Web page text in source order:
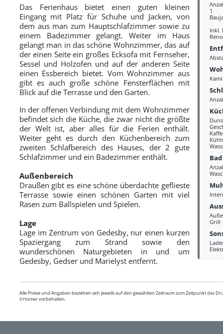
1
Inkl.
Bad
Grill
Das Ferienhaus bietet einen guten kleinen
Eingang mit Platz für Schuhe und Jacken, von
dem aus man zum Hauptschlafzimmer sowie zu
einem Badezimmer gelangt. Weiter im Haus
gelangt man in das schöne Wohnzimmer, das auf
der einen Seite ein großes Ecksofa mit Fernseher,
Sessel und Holzofen und auf der anderen Seite
einen Essbereich bietet. Vom Wohnzimmer aus
gibt es auch große schöne Fensterflächen mit
Blick auf die Terrasse und den Garten.
In der offenen Verbindung mit dem Wohnzimmer
befindet sich die Küche, die zwar nicht die größte
der Welt ist, aber alles für die Ferien enthält.
Weiter geht es durch den Küchenbereich zum
zweiten Schlafbereich des Hauses, der 2 gute
Schlafzimmer und ein Badezimmer enthält.
Außenbereich
Draußen gibt es eine schöne überdachte geflieste
Terrasse sowie einen schönen Garten mit viel
Rasen zum Ballspielen und Spielen.
Lage
Lage im Zentrum von Gedesby, nur einen kurzen
Spaziergangzum Strand sowie den
wunderschönen Naturgebieten in und um
Gedesby, Gedser und Marielyst entfernt.
Alle Preise und Angaben beziehen sich jeweils auf den gewählten Zeitraum zum Zeitpunkt des
Irrtümer vorbehalten.